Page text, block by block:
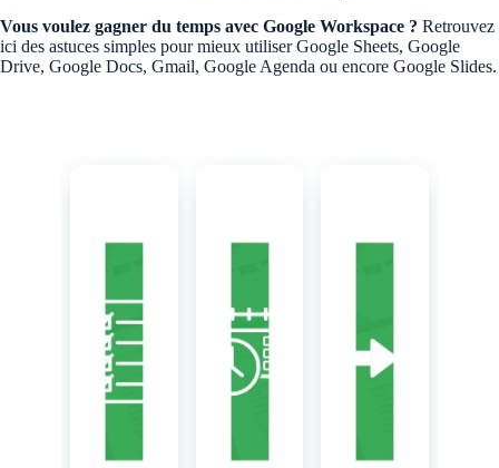
Vous voulez gagner du temps avec Google Workspace ? Retrouvez
ici des astuces simples pour mieux utiliser Google Sheets, Google
Drive, Google Docs, Gmail, Google Agenda ou encore Google Slides.